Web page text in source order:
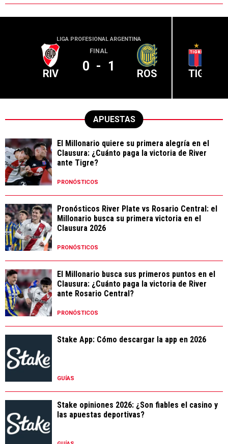
LIGA PROFESIONAL ARGENTINA
RIV
FINAL
0 - 1 ROS TIG
APUESTAS
El Millonario quiere su primera alegría en el
Clausura: ¿Cuánto paga la victoria de River
ante Tigre?
PRONÓSTICOS
Pronósticos River Plate vs Rosario Central: el
Millonario busca su primera victoria en el
Clausura 2026
PRONÓSTICOS
El Millonario busca sus primeros puntos en el
Clausura: ¿Cuánto paga la victoria de River
ante Rosario Central?
PRONÓSTICOS
Stake App: Cómo descargar la app en 2026
GUÍAS
Stake opiniones 2026: ¿Son fiables el casino y
las apuestas deportivas?